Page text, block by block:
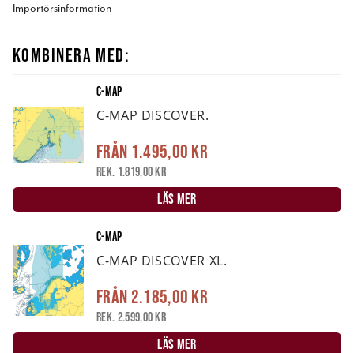
Importörsinformation
KOMBINERA MED:
C-MAP
C-MAP DISCOVER.
Från 1.495,00 kr
Rek. 1.819,00 kr
LÄS MER
C-MAP
C-MAP DISCOVER XL.
Från 2.185,00 kr
Rek. 2.599,00 kr
LÄS MER